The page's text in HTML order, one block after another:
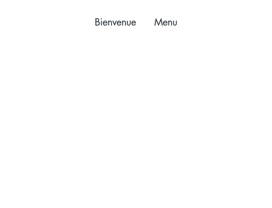
Bienvenue Menu